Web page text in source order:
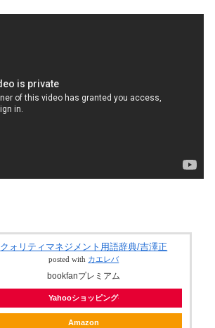
クォリティマネジメント用語辞典/吉澤正
posted with カエレバ
bookfanプレミアム
Yahooショッピング
Amazon